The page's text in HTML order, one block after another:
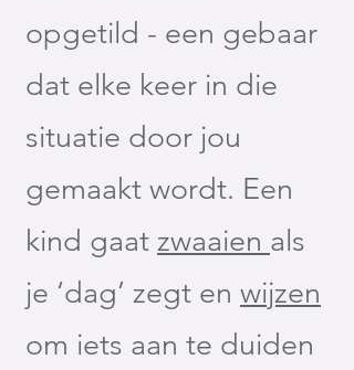
opgetild - een gebaar
dat elke keer in die
situatie door jou
gemaakt wordt. Een
kind gaat zwaaien als
je ‘dag’ zegt en wijzen
om iets aan te duiden